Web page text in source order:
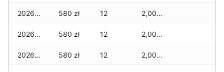
2026-05-02 580 zł 12 2,000 zł
2026-05-01 580 zł 12 2,000 zł
2026-04-30 580 zł 12 2,000 zł